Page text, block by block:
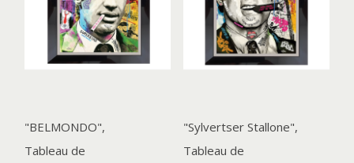
"BELMONDO",
Tableau de
"Sylvertser Stallone",
Tableau de